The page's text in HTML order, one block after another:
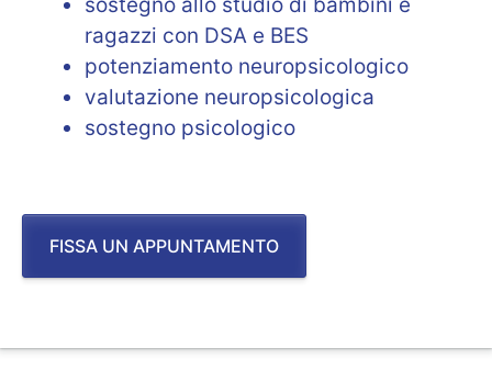
sostegno allo studio di bambini e
ragazzi con DSA e BES
potenziamento neuropsicologico
valutazione neuropsicologica
sostegno psicologico
FISSA UN APPUNTAMENTO